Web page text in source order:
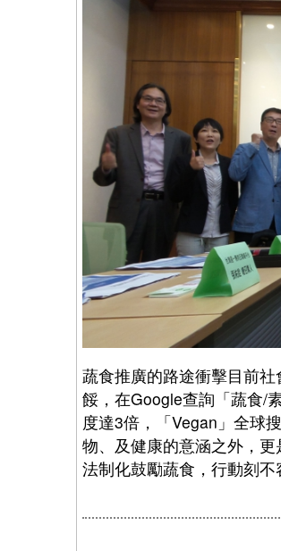
蔬食推廣的路途衝擊目前
餒，在Google查詢「蔬食/
度達3倍，「Vegan」全球
物、及健康的意涵之外，
法制化鼓勵蔬食，行動刻